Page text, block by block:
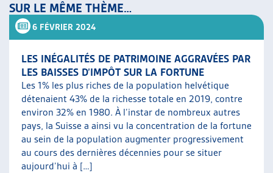
SUR LE MÊME THÈME…
6 FÉVRIER 2024
LES INÉGALITÉS DE PATRIMOINE AGGRAVÉES PAR
LES BAISSES D’IMPÔT SUR LA FORTUNE
Les 1% les plus riches de la population helvétique
détenaient 43% de la richesse totale en 2019, contre
environ 32% en 1980. À l’instar de nombreux autres
pays, la Suisse a ainsi vu la concentration de la fortune
au sein de la population augmenter progressivement
au cours des dernières décennies pour se situer
aujourd’hui à […]